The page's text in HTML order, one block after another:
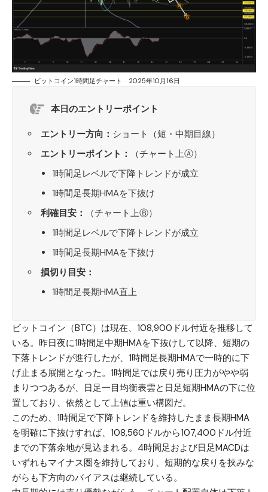
ビットコイン1時間足チャート 2025年10月16日
本日のエントリーポイント
エントリー方向： ショート（短・中期目線）
エントリーポイント：
（チャート上Ⓐ）
1時間足レベルで下降トレンドが成立
1時間足長期HMAを下抜け
利確目安：
（チャート上Ⓑ）
1時間足レベルで下降トレンドが成立
1時間足長期HMAを下抜け
損切り目安：
1時間足長期HMA直上
ビットコイン（BTC） は現在、108,900ドル付近を推移して
いる。昨日夜に1時間足中期HMAを下抜けして以降、短期の
下落トレンドが進行したが、1時間足長期HMAで一時的に下
げ止まる展開となった。1時間足では戻り売り圧力がやや弱
まりつつあるが、日足一目均衡表雲と日足短期HMAの下に位
置しており、依然として上値は重い構図だ。
このため、1時間足で下降トレンドを維持したまま長期HMA
を明確に下抜けすれば、108,560ドルから107,400ドル付近
までの下落余地が見込まれる。4時間足および日足MACDは
いずれもマイナス圏を維持しており、短期的な戻りを挟みな
がらも下方向のバイアスは継続している。